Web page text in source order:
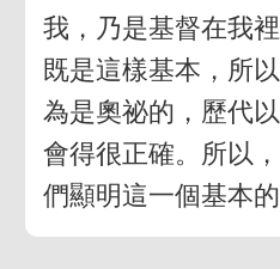
我，乃是基督在我
既是這樣基本，所
為是奧祕的，歷代
會得很正確。所以
們顯明這一個基本的